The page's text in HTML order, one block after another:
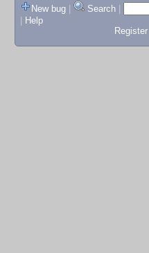
New bug
Search
Help
Register